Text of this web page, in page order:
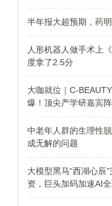
半年报大超预期，药
人形机器人做手术上
度拿了2.5分
大咖就位｜C-
爆！顶尖产学研嘉宾
中老年人群的生理性
成无解的问题
大模型黑马“西湖心辰
资，巨头加码加速AI